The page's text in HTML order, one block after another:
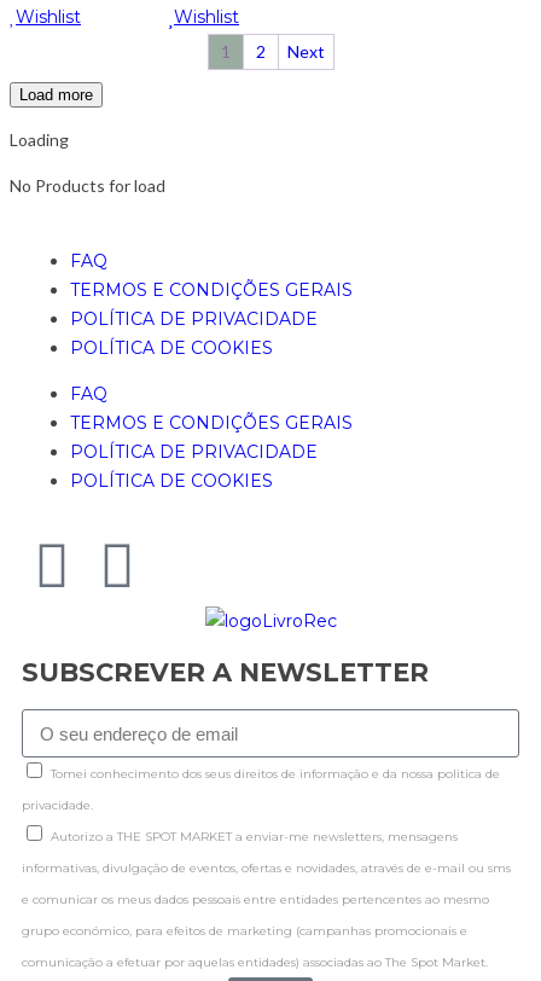
Wishlist
Wishlist
1 2 Next
Load more
Loading
No Products for load
FAQ
TERMOS E CONDIÇÕES GERAIS
POLÍTICA DE PRIVACIDADE
POLÍTICA DE COOKIES
FAQ
TERMOS E CONDIÇÕES GERAIS
POLÍTICA DE PRIVACIDADE
POLÍTICA DE COOKIES
SUBSCREVER A NEWSLETTER
Tomei conhecimento dos seus direitos de informação e da nossa politica de
privacidade.
Autorizo a THE SPOT MARKET a enviar-me newsletters, mensagens
informativas, divulgação de eventos, ofertas e novidades, através de e-mail ou sms
e comunicar os meus dados pessoais entre entidades pertencentes ao mesmo
grupo económico, para efeitos de marketing (campanhas promocionais e
comunicação a efetuar por aquelas entidades) associadas ao The Spot Market.